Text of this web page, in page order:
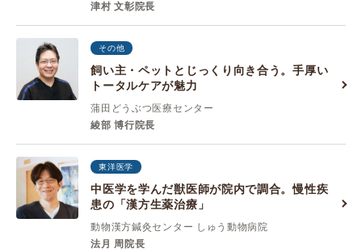
津村 ⽂彰院長
その他
飼い主・ペットとじっくり向き合う。手厚い
トータルケアが魅力
蒲田どうぶつ医療センター
綾部 博行院長
東洋医学
中医学を学んだ獣医師が院内で調合。慢性疾
患の「漢方生薬治療」
動物漢方鍼灸センター しゅう動物病院
法月 周院長